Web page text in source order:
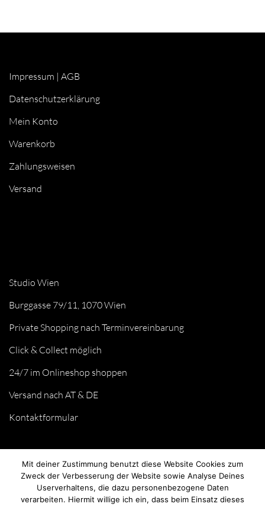
Impressum | AGB
Datenschutzerklärung
Mein Konto
Warenkorb
Zahlungsweisen
Versand
Studio Wien
Burggasse 79/11, 1070 Wien
Private Shopping nach Terminvereinbarung
Click & Collect möglich
24/7 im Onlineshop shoppen
Versand nach AT & DE
Kontaktformular
Mit deiner Zustimmung benutzt diese Website Cookies zum
Zweck der Verbesserung der Website sowie Analyse Deines
Userverhaltens, die dazu personenbezogene Daten
verarbeiten. Hiermit willige ich ein, dass beim Einsatz dieses